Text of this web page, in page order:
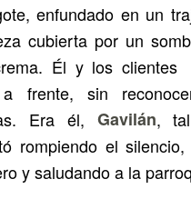
enfundado en un
cubierta por un
Él y los clientes
frente, sin
Era él, Gavilán,
rompiendo el
y saludando a la